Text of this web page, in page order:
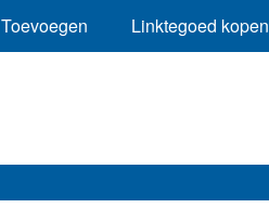
Toevoegen Linktegoed kopen